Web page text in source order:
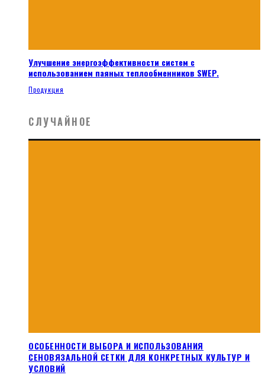
Улучшение энергоэффективности систем с
использованием паяных теплообменников SWEP.
Продукция
СЛУЧАЙНОЕ
ОСОБЕННОСТИ ВЫБОРА И ИСПОЛЬЗОВАНИЯ
СЕНОВЯЗАЛЬНОЙ СЕТКИ ДЛЯ КОНКРЕТНЫХ КУЛЬТУР И
УСЛОВИЙ